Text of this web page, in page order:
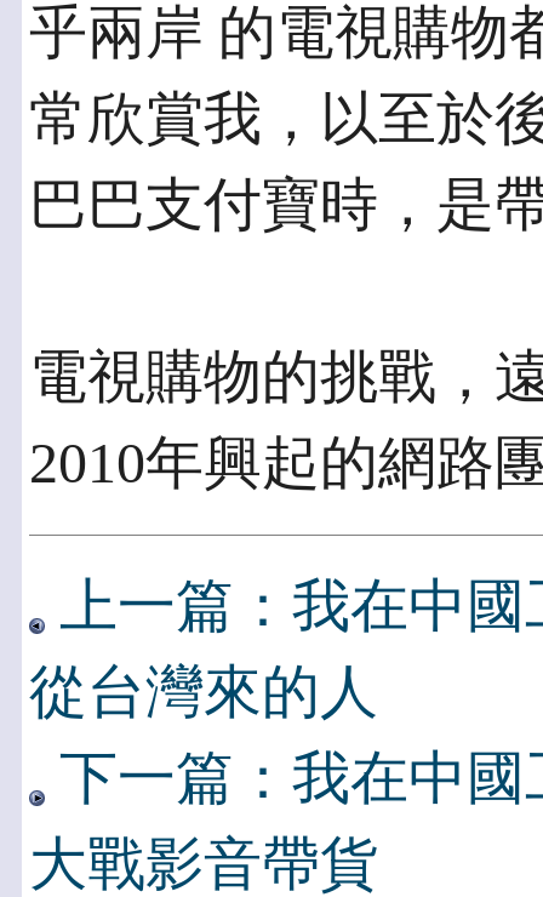
乎兩岸 的電視購物
常欣賞我，以至於
巴巴支付寶時，是
電視購物的挑戰，
2010年興起的網路
上一篇：我在中
從台灣來的人
下一篇：我在中
大戰影音帶貨